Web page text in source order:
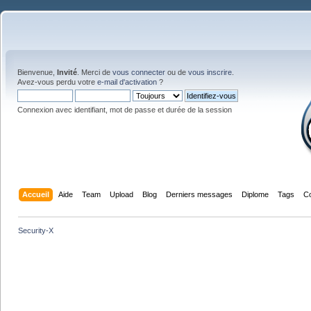
Bienvenue, Invité . Merci de vous connecter ou de vous inscrire
Avez-vous perdu votre e-mail d'activation ?
Connexion avec identifiant, mot de passe et durée de la session
Accueil Aide Team Upload Blog Derniers messages Diplome Tags
Security-X